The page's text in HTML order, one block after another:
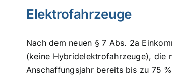
Elektrofahrzeuge
Nach dem neuen § 7 Abs. 2a
(keine Hybridelektrofahrzeuge), die
Anschaffungsjahr bereits bis zu 75